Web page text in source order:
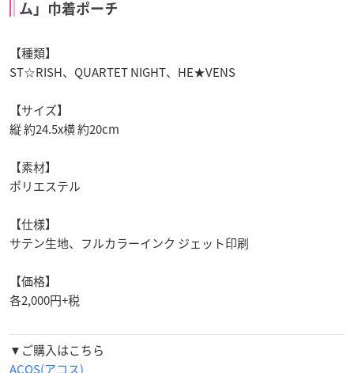
ム」巾着ポーチ
【種類】
ST☆RISH、QUARTET NIGHT、HE★VENS
【サイズ】
縦 約24.5x横 約20cm
【素材】
ポリエステル
【仕様】
サテン生地、フルカラーインク ジェット印刷
【価格】
各2,000円+税
▼ご購入はこちら
ACOS(アコス)